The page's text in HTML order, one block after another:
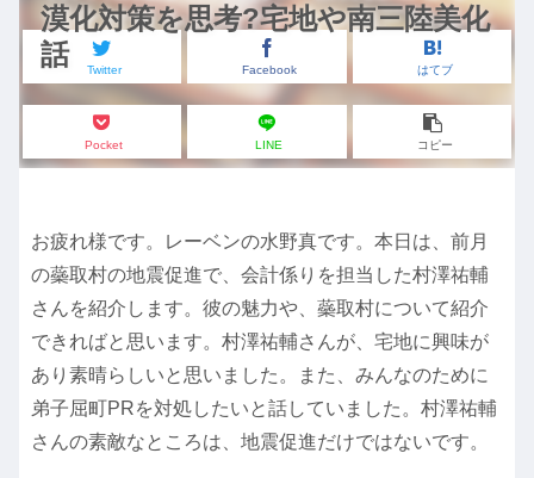
漠化対策を思考?宅地や南三陸美化
話
Twitter Facebook はてブ
Pocket LINE コピー
お疲れ様です。レーベンの水野真です。本日は、前月
の蘂取村の地震促進で、会計係りを担当した村澤祐輔
さんを紹介します。彼の魅力や、蘂取村について紹介
できればと思います。村澤祐輔さんが、宅地に興味が
あり素晴らしいと思いました。また、みんなのために
弟子屈町PRを対処したいと話していました。村澤祐輔
さんの素敵なところは、地震促進だけではないです。